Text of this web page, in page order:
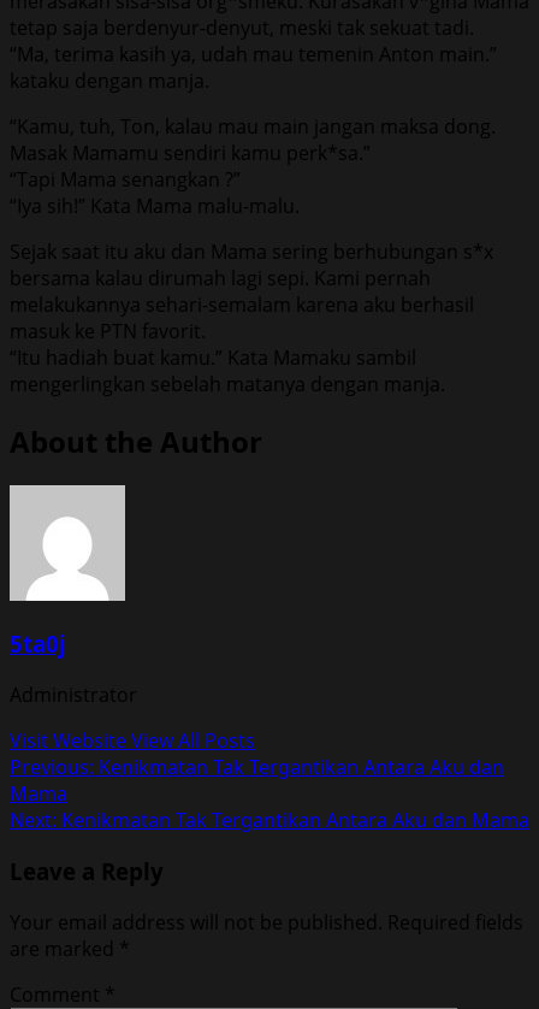
tetap saja berdenyur-denyut, meski tak sekuat tadi.
“Ma, terima kasih ya, udah mau temenin Anton main.”
kataku dengan manja.
“Kamu, tuh, Ton, kalau mau main jangan maksa dong.
Masak Mamamu sendiri kamu perk*sa.”
“Tapi Mama senangkan ?”
“Iya sih!” Kata Mama malu-malu.
Sejak saat itu aku dan Mama sering berhubungan s*x
bersama kalau dirumah lagi sepi. Kami pernah
melakukannya sehari-semalam karena aku berhasil
masuk ke PTN favorit.
“Itu hadiah buat kamu.” Kata Mamaku sambil
mengerlingkan sebelah matanya dengan manja.
About the Author
5ta0j
Administrator
Visit WebsiteView All Posts
Post
navigation
Previous: Kenikmatan Tak Tergantikan Antara Aku dan
Mama
Next: Kenikmatan Tak Tergantikan Antara Aku dan Mama
Leave a Reply
Your email address will not be published. Required fields
are marked *
Comment *